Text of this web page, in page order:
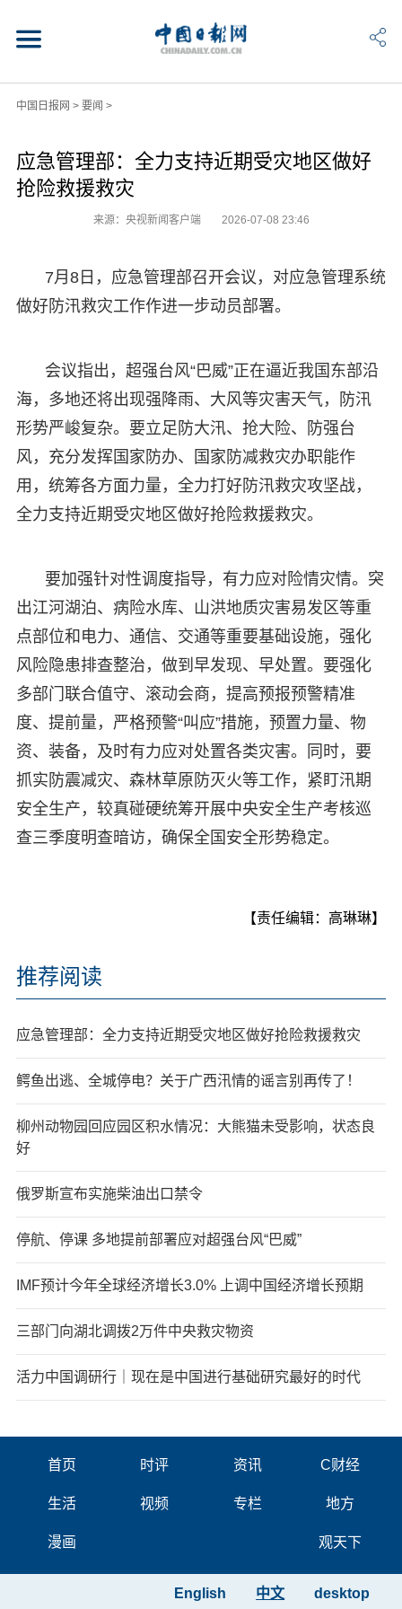
中国日报网 > 要闻 >
应急管理部：全力支持近期受灾地区做好
抢险救援救灾
来源：央视新闻客户端 2026-07-08 23:46
7月8日，应急管理部召开会议，对应急管理系统
做好防汛救灾工作作进一步动员部署。
会议指出，超强台风“巴威”正在逼近我国东部沿
海，多地还将出现强降雨、大风等灾害天气，防汛
形势严峻复杂。要立足防大汛、抢大险、防强台
风，充分发挥国家防办、国家防减救灾办职能作
用，统筹各方面力量，全力打好防汛救灾攻坚战，
全力支持近期受灾地区做好抢险救援救灾。
要加强针对性调度指导，有力应对险情灾情。突
出江河湖泊、病险水库、山洪地质灾害易发区等重
点部位和电力、通信、交通等重要基础设施，强化
风险隐患排查整治，做到早发现、早处置。要强化
多部门联合值守、滚动会商，提高预报预警精准
度、提前量，严格预警“叫应”措施，预置力量、物
资、装备，及时有力应对处置各类灾害。同时，要
抓实防震减灾、森林草原防灭火等工作，紧盯汛期
安全生产，较真碰硬统筹开展中央安全生产考核巡
查三季度明查暗访，确保全国安全形势稳定。
【责任编辑：高琳琳】
推荐阅读
应急管理部：全力支持近期受灾地区做好抢险救援救灾
鳄鱼出逃、全城停电？关于广西汛情的谣言别再传了！
柳州动物园回应园区积水情况：大熊猫未受影响，状态良
好
俄罗斯宣布实施柴油出口禁令
停航、停课 多地提前部署应对超强台风“巴威”
IMF预计今年全球经济增长3.0% 上调中国经济增长预期
三部门向湖北调拨2万件中央救灾物资
活力中国调研行｜现在是中国进行基础研究最好的时代
首页 时评 资讯 C财经
生活 视频 专栏 地方
漫画 观天下
desktop
中文
English